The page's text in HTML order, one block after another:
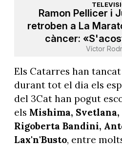
Ramon Pellicer i
retroben a La
càncer:
Víctor
Els Catarres han
durant tot el dia els
del 3Cat han pogut
els Mishima,
Rigoberta Bandini,
Lax'n'Busto, entre